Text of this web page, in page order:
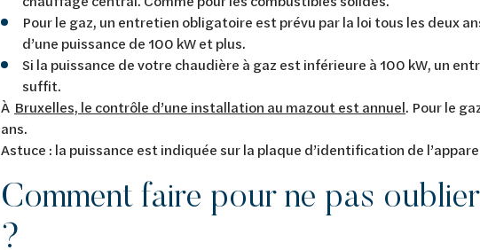
Pour le gaz, un entretien obligatoire est prévu par la loi tous les deux
d’une puissance de 100 kW et plus.
Si la puissance de votre chaudière à gaz est inférieure à 100 kW, un
suffit.
À Bruxelles, le contrôle d’une installation au mazout est annuel. Pour le
ans.
Astuce : la puissance est indiquée sur la plaque d’identification de
Comment faire pour ne pas
?